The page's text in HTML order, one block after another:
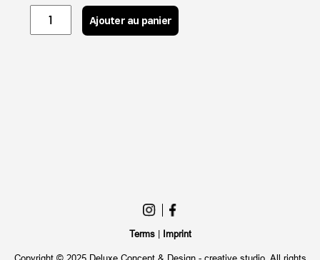
Eclair
Ajouter au panier
Terms| Imprint